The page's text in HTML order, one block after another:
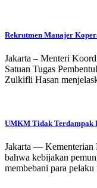
Rekrutmen Manajer
Jakarta – Menteri
Satuan Tugas
Zulkifli Hasan
UMKM Tidak Terdampak
Jakarta — Kementerian
bahwa kebijakan
membebani para